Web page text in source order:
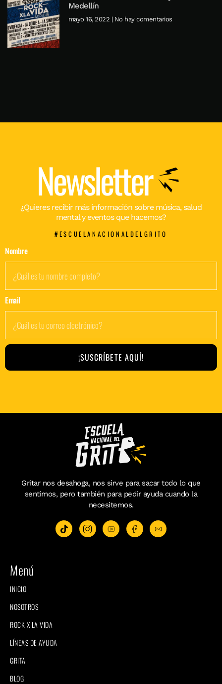
Medellín
mayo 16, 2022 No hay comentarios
Newsletter
¿Quieres recibir más información sobre música, salud
mental y eventos que hacemos?
#ESCUELANACIONALDELGRITO
Nombre
Email
¡SUSCRÍBETE AQUÍ!
Gritar nos desahoga, nos sirve para sacar todo lo que
sentimos, pero también para pedir ayuda cuando la
necesitemos.
Menú
INICIO
NOSOTROS
ROCK X LA VIDA
LÍNEAS DE AYUDA
GRITA
BLOG